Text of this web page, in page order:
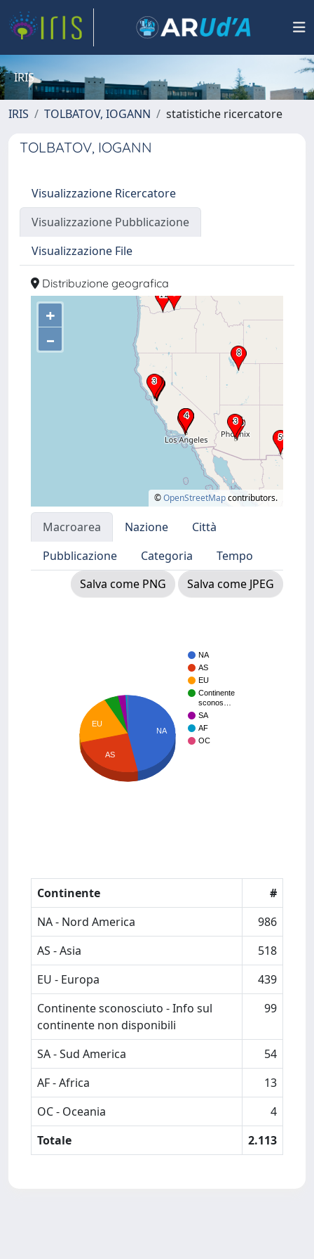
IRIS
IRIS TOLBATOV, IOGANN statistiche ricercatore
TOLBATOV, IOGANN
Visualizzazione Ricercatore
Visualizzazione Pubblicazione
Visualizzazione File
Distribuzione geografica
+
–
©OpenStreetMapcontributors.
Macroarea Nazione
Città
Pubblicazione
Categoria
Tempo
Salva come PNG
Salva come JPEG
NA
AS
EU
Continente
sconos…
SA
AF
OC
NA
EU
AS
Continente
#
NA - Nord America
986
AS - Asia
518
EU - Europa
439
Continente sconosciuto - Info sul
continente non disponibili
99
SA - Sud America
54
AF - Africa
13
OC - Oceania
4
Totale
2.113